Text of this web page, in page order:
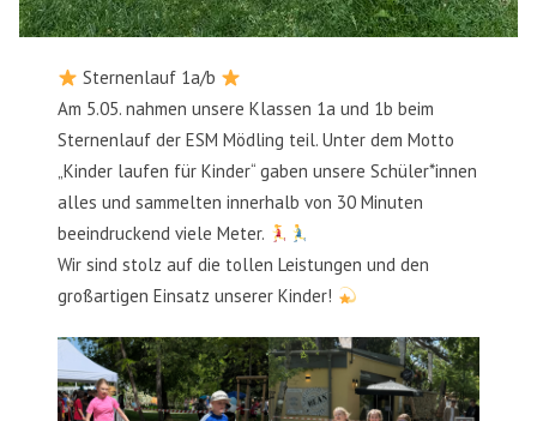
Sternenlauf 1a/b
Am 5.05. nahmen unsere Klassen 1a und 1b beim
Sternenlauf der ESM Mödling teil. Unter dem Motto
„Kinder laufen für Kinder“ gaben unsere Schüler*innen
alles und sammelten innerhalb von 30 Minuten
beeindruckend viele Meter.
Wir sind stolz auf die tollen Leistungen und den
großartigen Einsatz unserer Kinder!